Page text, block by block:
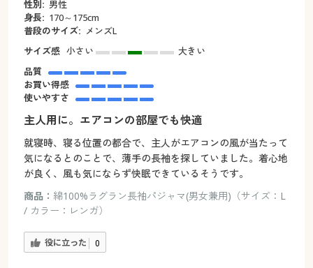
性別: 男性
身長: 170～175cm
普段のサイズ: メンズL
サイズ感 小さい
大きい
品質
お買い得感
使いやすさ
主人用に。エアコンの部屋でも快適
就寝時、寝る位置の都合で、主人がエアコンの風が当たって
気になるとのことで、薄手の長袖を探していました。着心地
が良く、風も気にならず快眠できているそうです。
商品： 綿100%ラグラン長袖パジャマ(男女兼用)（サイズ：L
/ カラー：レンガ）
役に立った 0